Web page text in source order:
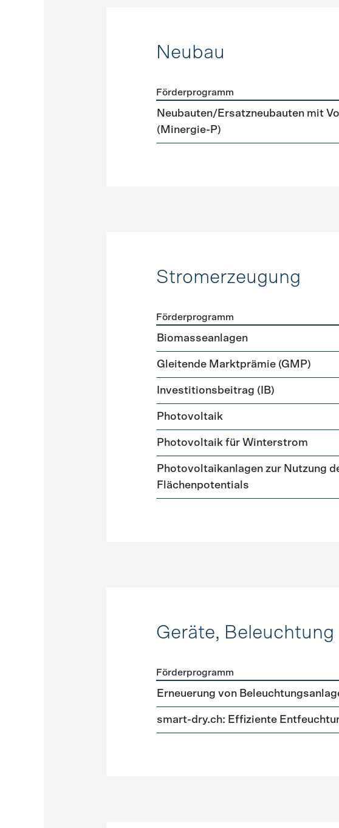
Neubau
Förderprogramme Neubau
Förderprogramm
Neubauten/Ersatzneubauten mit
(Minergie-P)
Stromerzeugung
Förderprogramme
Förderprogramm
Biomasseanlagen
Gleitende Marktprämie (GMP)
Investitionsbeitrag (IB)
Photovoltaik
Photovoltaik für Winterstrom
Photovoltaikanlagen zur Nutzung
Flächenpotentials
Geräte, Beleuchtung
Förderprogramme Geräte, Beleuchtung
Förderprogramm
Erneuerung von
smart-dry.ch: Effiziente